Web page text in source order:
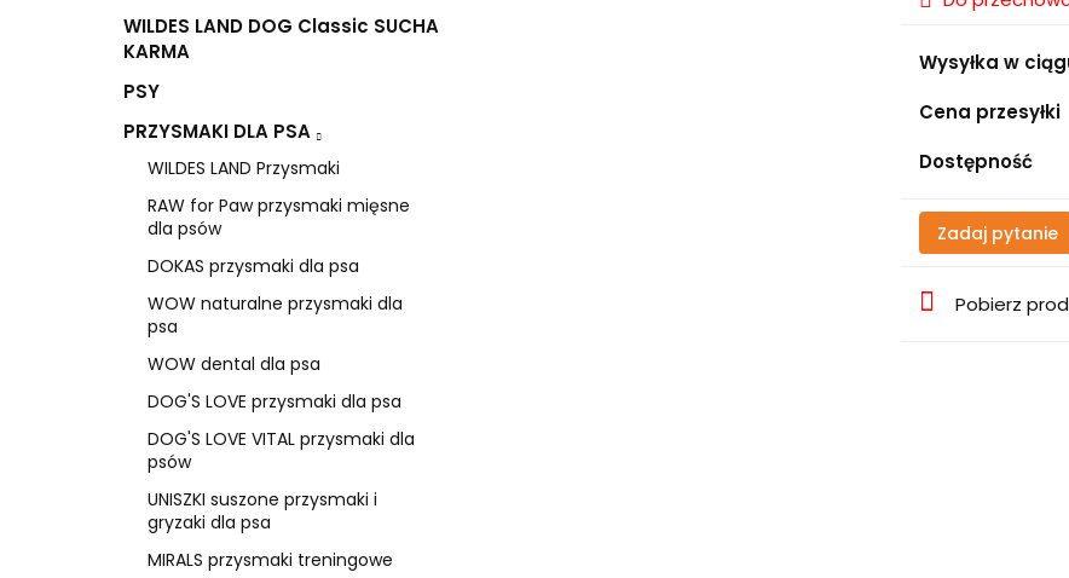
WILDES LAND DOG Classic SUCHA
KARMA
PSY
PRZYSMAKI DLA PSA
WILDES LAND Przysmaki
RAW for Paw przysmaki mięsne
dla psów
DOKAS przysmaki dla psa
WOW naturalne przysmaki dla
psa
WOW dental dla psa
DOG'S LOVE przysmaki dla psa
DOG'S LOVE VITAL przysmaki dla
psów
UNISZKI suszone przysmaki i
gryzaki dla psa
MIRALS przysmaki treningowe
Wysyłka w
Cena przesyłki
Dostępność
Zadaj pytanie
Pobierz